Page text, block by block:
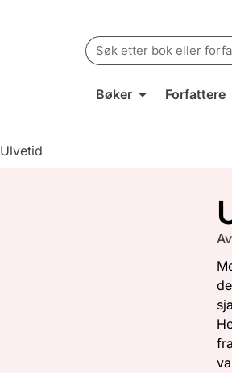
Search
for:
Bøker Forfattere
Ulvetid
Av